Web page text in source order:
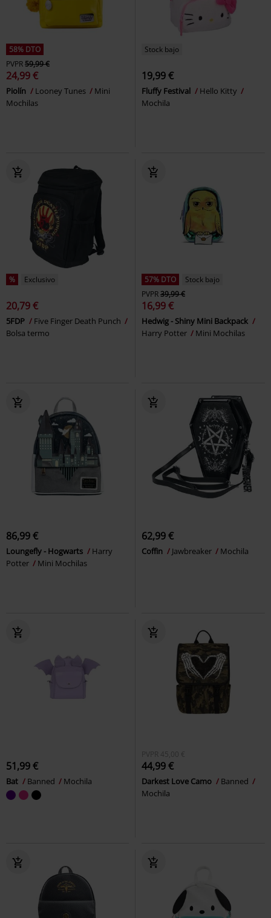
58% DTO
PVPR59,99 €
24,99 €
Piolín Looney Tunes
Mini
Mochilas
Stock bajo
19,99 €
Fluffy Festival
Hello Kitty
Mochila
% Exclusivo
20,79 €
5FDP
Five Finger Death Punch
Bolsa termo
57% DTO
Stock bajo
PVPR39,99 €
16,99 €
Hedwig - Shiny Mini Backpack
Harry Potter
Mini Mochilas
86,99 €
Loungefly - Hogwarts
Harry
Potter
Mini Mochilas
62,99 €
Coffin Jawbreaker Mochila
51,99 €
Bat Banned Mochila
PVPR 45,00 €
44,99 €
Darkest Love Camo
Banned
Mochila